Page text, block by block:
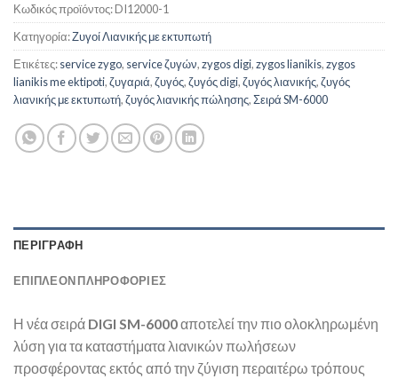
Κωδικός προϊόντος:DI12000-1
Κατηγορία:Ζυγοί Λιανικής με εκτυπωτή
Ετικέτες:service zygo, service ζυγών,zygos digi,zygos lianikis,zygos
lianikis me ektipoti,ζυγαριά,ζυγός,ζυγός digi,ζυγός λιανικής,ζυγός
λιανικής με εκτυπωτή,ζυγός λιανικής πώλησης,Σειρά SM-6000
ΠΕΡΙΓΡΑΦΉ
ΕΠΙΠΛΈΟΝ ΠΛΗΡΟΦΟΡΊΕΣ
Η νέα σειρά DIGI SM-6000αποτελεί την πιο ολοκληρωμένη
λύση για τα καταστήματα λιανικών πωλήσεων
προσφέροντας εκτός από την ζύγιση περαιτέρω τρόπους